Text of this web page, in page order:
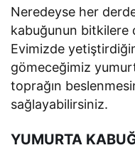
Neredeyse her
kabuğunun bitkilere
Evimizde
gömeceğimiz
toprağın
sağlayabilirsiniz.
YUMURTA